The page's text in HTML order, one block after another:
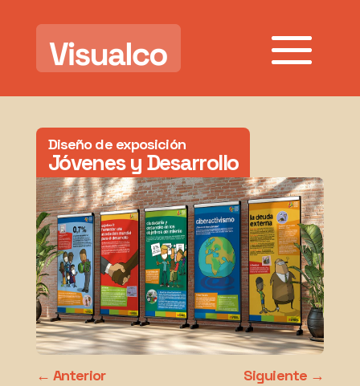
Diseño de exposición
Jóvenes y Desarrollo
Siguiente
Anterior